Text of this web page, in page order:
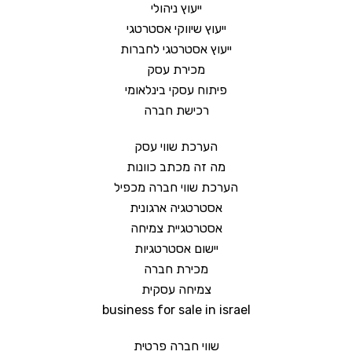
ייעוץ ניהולי
ייעוץ שיווקי אסטרטגי
ייעוץ אסטרטגי לחברות
מכירת עסק
פיתוח עסקי בינלאומי
רכישת חברה
הערכת שווי עסק
מה זה מכתב כוונות
הערכת שווי חברה מכפיל
אסטרטגיה ארגונית
אסטרטגיית צמיחה
יישום אסטרטגיות
מכירת חברה
צמיחה עסקית
business for sale in israel
שווי חברה פרטית